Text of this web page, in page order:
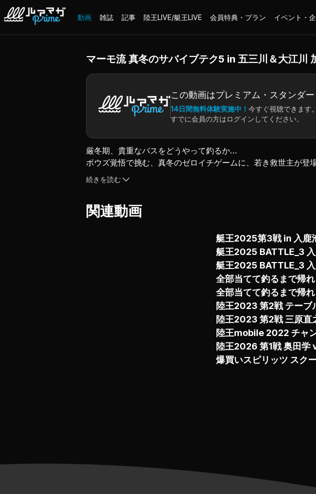
動画 雑誌 記事 陸王LIVE/艇王LIVE 会員特典・プラン イベント・
マーモ流 真冬のサバイブテク5 in 五三川＆大江川
この動画はプレミアム・ スタンダ
14日間無料体験実施中！ 今すぐ視聴できます。
すでに会員の方はログインしてください。
厳冬期、貴重なバスをどうやって釣るか…
ボウズ覚悟で挑む、真冬のゼロイチゲームに、若き救世主が登
加木屋 “マーモ” 守が伝授する、オカッパリ必殺メソッドを披露
ソウルシャッドを使ったマル秘メソッド「ソウルフェス」テク
冬の切り札として、マスター必至だ！
>>視聴者プレゼント申込みはこちら
申し込み〆切：2025年2月10日（月）23:59まで
続きを読む
関連動画
艇王2025第3戦 in 入鹿
艇王2025 BATTLE_3
艇王2025 BATTLE_3
全部当てて釣るまで帰
全部当てて釣るまで帰
陸王2023 第2戦 テーブ
陸王2023 第2戦 三原直
陸王mobile 2022 チャ
陸王2026 第1戦 奥田学
爆買いスピリッツ スク